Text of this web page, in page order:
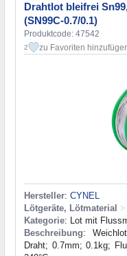
Drahtlot bleifrei
(SN99C-0.7/0.1)
Produktcode: 47542
2 zu Favoriten
Hersteller: CYNEL
Lötgeräte, Lötmaterial >
Kategorie: Lot mit
Beschreibung:
Draht; 0.7mm; 0.1kg;